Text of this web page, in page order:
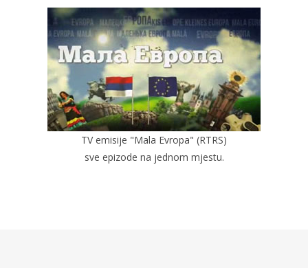
TV emisije "Mala Evropa" (RTRS)
sve epizode na jednom mjestu.